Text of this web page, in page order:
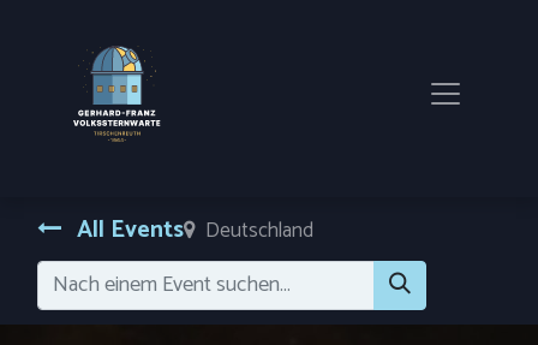
All Events Deutschland